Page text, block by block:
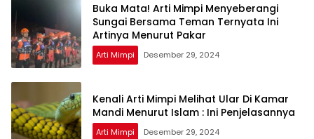
Buka Mata! Arti Mimpi Menyeberangi
Sungai Bersama Teman Ternyata Ini
Artinya Menurut Pakar
Arti Mimpi Desember 29, 2024
Kenali Arti Mimpi Melihat Ular Di Kamar
Mandi Menurut Islam : Ini Penjelasannya
Arti Mimpi Desember 29, 2024